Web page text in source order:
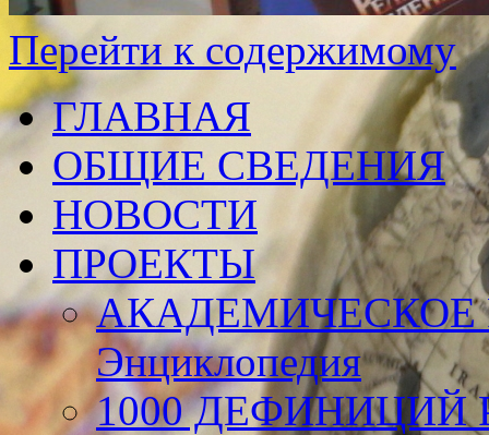
Перейти к содержимому
ГЛАВНАЯ
ОБЩИЕ СВЕДЕНИЯ
НОВОСТИ
ПРОЕКТЫ
АКАДЕМИЧЕСКОЕ
Энциклопедия
1000 ДЕФИНИЦИЙ